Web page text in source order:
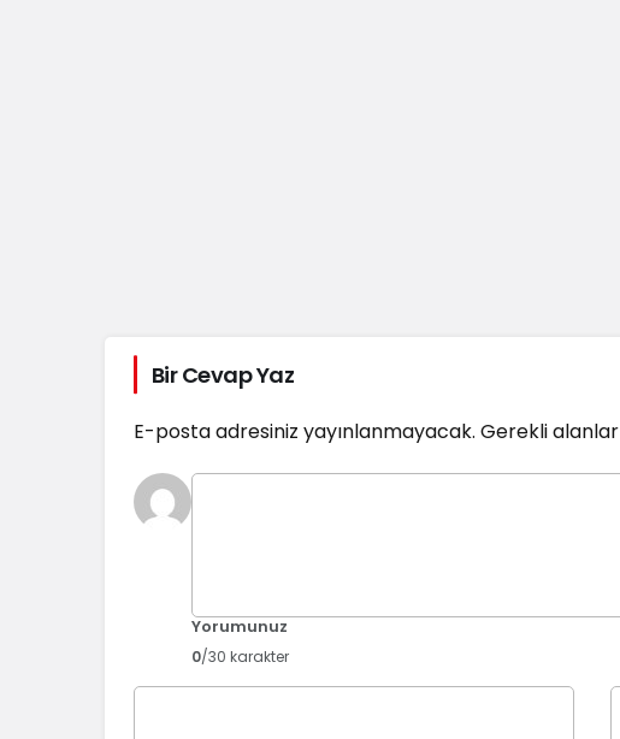
Bir Cevap Yaz
E-posta adresiniz yayınlanmayacak. Gerekli alanlar
Yorumunuz
0/30 karakter